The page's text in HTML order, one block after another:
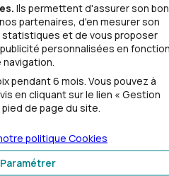
Trouver une agence
Ils permettent d'assurer son bon
partenaires, d'en mesurer son
et de vous proposer
personnalisées en
pendant 6 mois. Vous pouvez à
en cliquant sur le lien « Gestion
de page du site.
Paramétrer
politique Cookies